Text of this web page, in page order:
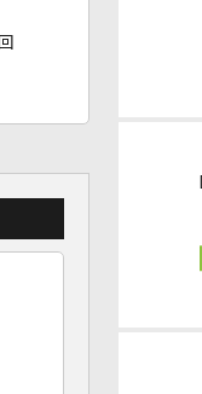
回